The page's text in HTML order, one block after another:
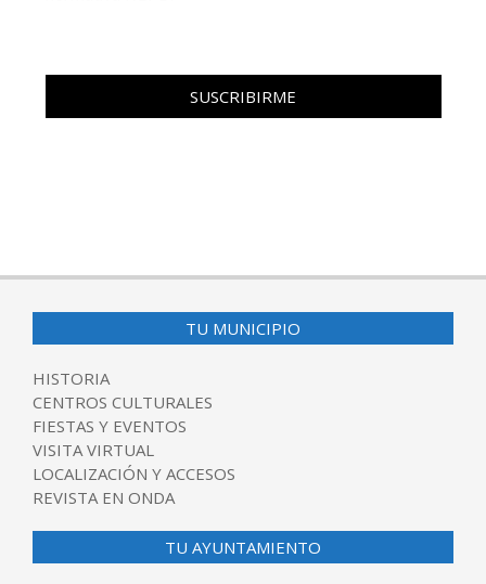
TU MUNICIPIO
HISTORIA
CENTROS CULTURALES
FIESTAS Y EVENTOS
VISITA VIRTUAL
LOCALIZACIÓN Y ACCESOS
REVISTA EN ONDA
TU AYUNTAMIENTO